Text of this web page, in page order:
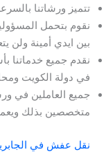
تتميز ورشاتنا
نقوم بتحمل
بين ايدي أمينة
نقدم جميع خدماتنا
في دولة الكويت
جميع العاملين في
متخصصين بذلك
نقل عفش في